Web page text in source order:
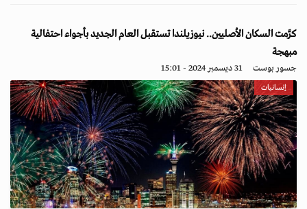
كرَّمت السكان الأصليين.. نيوزيلندا تستقبل العام الجديد بأجواء احتفالية
مبهجة
جسور بوست 31 ديسمبر 2024 - 15:01
إنسانيات